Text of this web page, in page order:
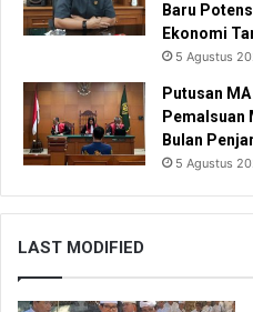
Baru
Ekonomi
5 Agustus
Putusan
Pemalsuan
Bulan
5 Agustus
LAST MODIFIED